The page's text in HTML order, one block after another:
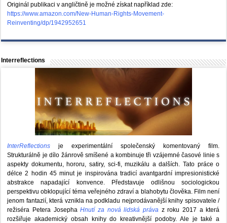
Originál publikaci v angličtině je možné získat například zde:
https://www.amazon.com/New-Human-Rights-Movement-
Reinventing/dp/1942952651
Interreflections
InterReflections je experimentální společenský komentovaný film.
Strukturálně je dílo žánrově smíšené a kombinuje tři vzájemné časové linie s
aspekty dokumentu, hororu, satiry, sci-fi, muzikálu a dalších. Tato práce o
délce 2 hodin 45 minut je inspirována tradicí avantgardní impresionistické
abstrakce napadající konvence. Představuje odlišnou sociologickou
perspektivu obklopující téma veřejného zdraví a blahobytu člověka. Film není
jenom fantazií, která vznikla na podkladu nejprodávanější knihy spisovatele /
režiséra Petera JosephaHnutí za nová lidská právaz roku 2017 a která
rozšiřuje akademický obsah knihy do kreativnější podoby. Ale je také a